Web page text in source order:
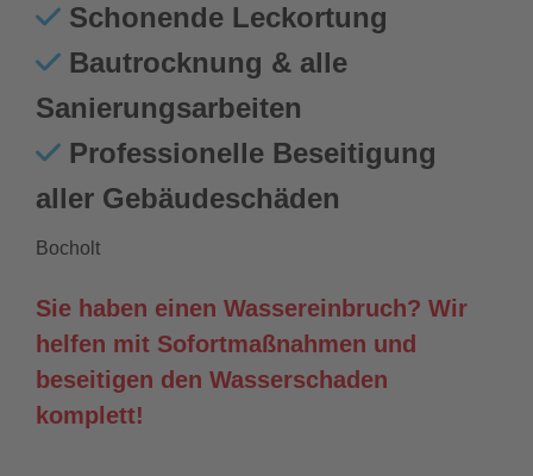
Schonende Leckortung
Bautrocknung & alle
Sanierungsarbeiten
Professionelle Beseitigung
aller Gebäudeschäden
Bocholt
Sie haben einen Wassereinbruch? Wir
helfen mit Sofortmaßnahmen und
beseitigen den Wasserschaden
komplett!